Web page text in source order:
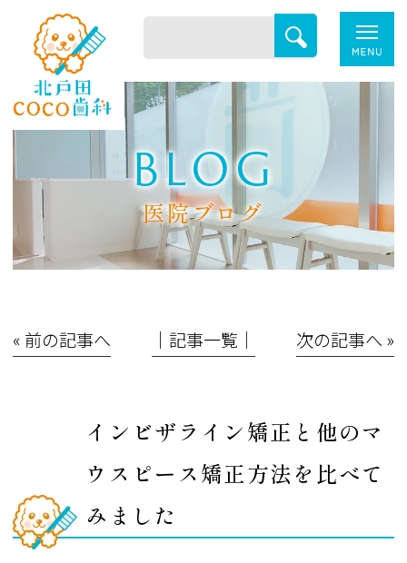
BLOG
医院ブログ
« 前の記事へ │記事一覧│ 次の記事へ »
インビザライン矯正と他のマ
ウスピース矯正方法を比べて
みました